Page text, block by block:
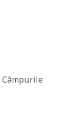
Câmpurile